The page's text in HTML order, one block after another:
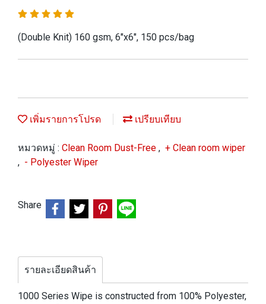
(Double Knit) 160 gsm, 6"x6", 150 pcs/bag
เพิ่มรายการโปรด เปรียบเทียบ
หมวดหมู่ : Clean Room Dust-Free , + Clean room wiper
, - Polyester Wiper
Share
รายละเอียดสินค้า
1000 Series Wipe is constructed from 100% Polyester,